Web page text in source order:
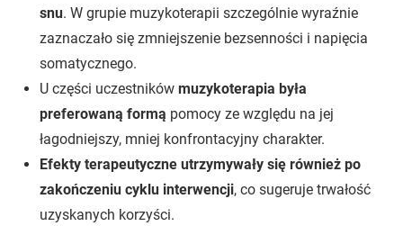
snu. W grupie muzykoterapii szczególnie wyraźnie
zaznaczało się zmniejszenie bezsenności i napięcia
somatycznego.
U części uczestników muzykoterapia była
preferowaną formą pomocy ze względu na jej
łagodniejszy, mniej konfrontacyjny charakter.
Efekty terapeutyczne utrzymywały się również po
zakończeniu cyklu interwencji, co sugeruje trwałość
uzyskanych korzyści.